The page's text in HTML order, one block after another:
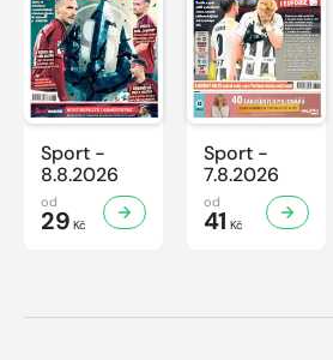
Sport -
8.8.2026
od
29 Kč
Sport -
7.8.2026
od
41 Kč